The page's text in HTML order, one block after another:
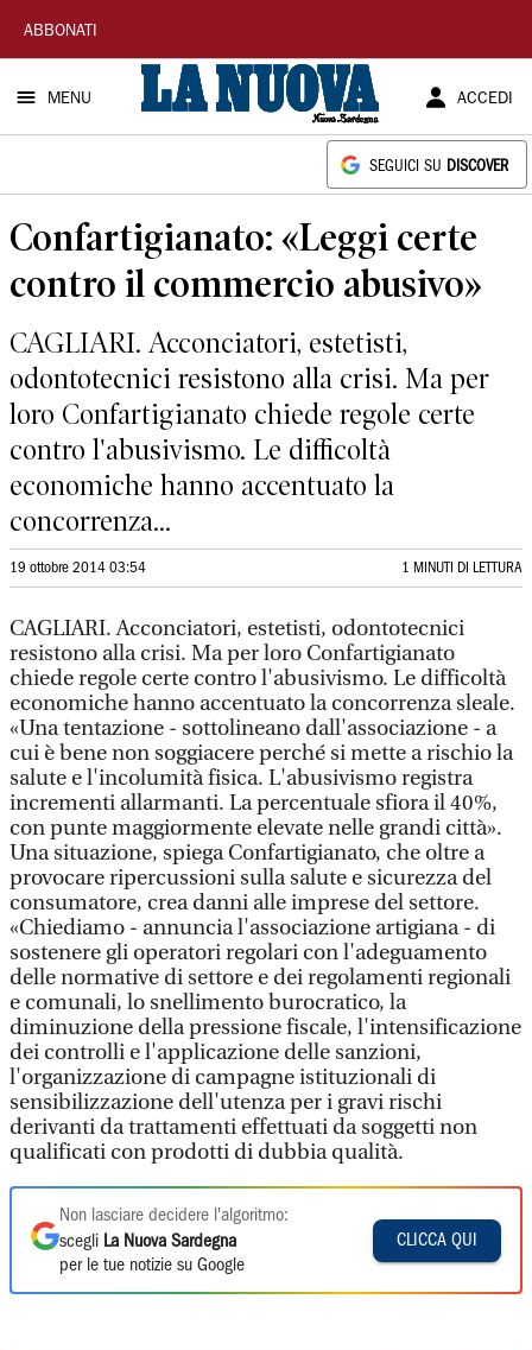
La
Nuova
Sardegna
ABBONATI
MENU ACCEDI
SEGUICI SU DISCOVER
Confartigianato: «Leggi certe
contro il commercio abusivo»
CAGLIARI. Acconciatori, estetisti,
odontotecnici resistono alla crisi. Ma per
loro Confartigianato chiede regole certe
contro l'abusivismo. Le difficoltà
economiche hanno accentuato la
concorrenza...
19 ottobre 2014 03:54 1 MINUTI DI LETTURA
CAGLIARI. Acconciatori, estetisti, odontotecnici
resistono alla crisi. Ma per loro Confartigianato
chiede regole certe contro l'abusivismo. Le difficoltà
economiche hanno accentuato la concorrenza sleale.
«Una tentazione - sottolineano dall'associazione - a
cui è bene non soggiacere perché si mette a rischio la
salute e l'incolumità fisica. L'abusivismo registra
incrementi allarmanti. La percentuale sfiora il 40%,
con punte maggiormente elevate nelle grandi città».
Una situazione, spiega Confartigianato, che oltre a
provocare ripercussioni sulla salute e sicurezza del
consumatore, crea danni alle imprese del settore.
«Chiediamo - annuncia l'associazione artigiana - di
sostenere gli operatori regolari con l'adeguamento
delle normative di settore e dei regolamenti regionali
e comunali, lo snellimento burocratico, la
diminuzione della pressione fiscale, l'intensificazione
dei controlli e l'applicazione delle sanzioni,
l'organizzazione di campagne istituzionali di
sensibilizzazione dell'utenza per i gravi rischi
derivanti da trattamenti effettuati da soggetti non
qualificati con prodotti di dubbia qualità.
Non lasciare decidere l'algoritmo:
scegli La Nuova Sardegna
per le tue notizie su Google
CLICCA QUI